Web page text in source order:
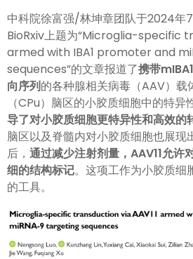
中科院徐富强/林坤章团队于2024年
BioRxiv上题为“Microglia-specific
armed with IBA1 promoter and
sequences”的文章报道了携带
向序列的各种腺相关病毒（AAV）载
（CPu）脑区的小胶质细胞中的特异
导了对小胶质细胞更特异性和高效的
脑区以及脊髓内对小胶质细胞也展现
后， 通过减少注射剂量，AAV11允许
细的结构标记。这项工作为小胶质细
的工具。